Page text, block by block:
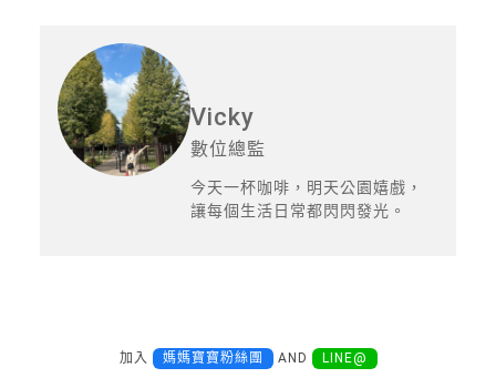
Vicky
數位總監
今天一杯咖啡，明天公園嬉戲，
讓每個生活日常都閃閃發光。
加入 媽媽寶寶粉絲團 AND LINE@